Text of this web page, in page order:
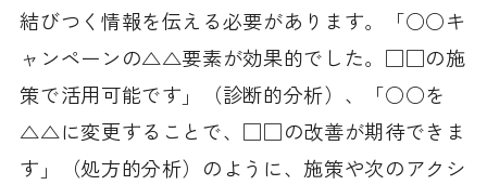
結びつく情報を伝える必要があります。「○○キ
ャンペーンの△△要素が効果的でした。□□の施
策で活用可能です」（診断的分析）、「○○を
△△に変更することで、□□の改善が期待できま
す」（処方的分析）のように、施策や次のアクシ